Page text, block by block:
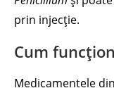
prin injecție.
Cum
Medicamentele